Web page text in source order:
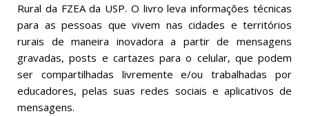
Rural da FZEA da USP. O livro leva informações técnicas
para as pessoas que vivem nas cidades e territórios
rurais de maneira inovadora a partir de mensagens
gravadas, posts e cartazes para o celular, que podem
ser compartilhadas livremente e/ou trabalhadas por
educadores, pelas suas redes sociais e aplicativos de
mensagens.